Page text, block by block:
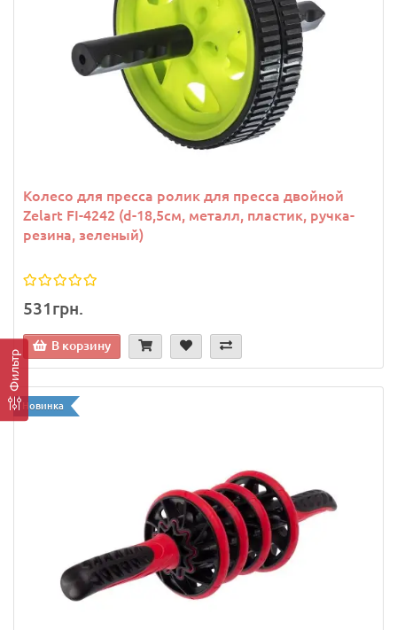
Фильтр
Колесо для пресса ролик для пресса двойной
Zelart FI-4242 (d-18,5см, металл, пластик, ручка-
резина, зеленый)
531грн.
В корзину
Новинка